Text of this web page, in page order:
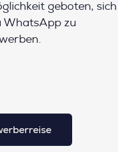
geboten, sich
WhatsApp zu